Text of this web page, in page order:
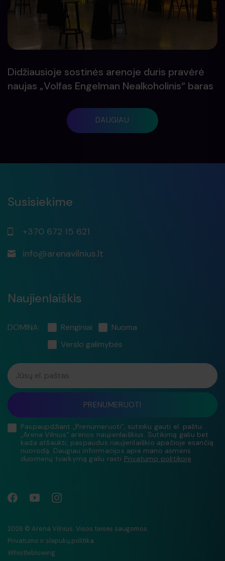
Didžiausioje sostinės arenoje duris pravėrė
naujas „Volfas Engelman Nealkoholinis“ baras
DAUGIAU
Susisiekime
+370 672 15 621
info@arenavilnius.lt
Naujienlaiškis
DOMINA: Renginiai
Nuoma
Verslo galimybės
Jūsų el. paštas
PRENUMERUOTI
Paspaupdžiant „Prenumeruoti“, sutinku gauti el. paštu
„Arena Vilnius“ arenos naujienlaiškius. Sutikimą galiu bet
kada atšaukti, paspaudus naujienlaiškio apačioje esančią
nuorodą. Daugiau informacijos apie mano asmens
duomenų tvarkymą galiu rasti Privatumo politikoje
2026 © Arena Vilnius. Visos teisės saugomos.
Privatumo ir slapukų politika
Whistleblowing